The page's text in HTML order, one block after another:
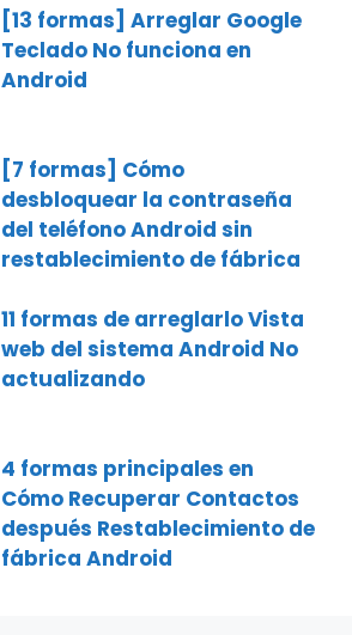
[13 formas] Arreglar Google
Teclado No funciona en
Android
[7 formas] Cómo
desbloquear la contraseña
del teléfono Android sin
restablecimiento de fábrica
11 formas de arreglarlo Vista
web del sistema Android No
actualizando
4 formas principales en
Cómo Recuperar Contactos
después Restablecimiento de
fábrica Android